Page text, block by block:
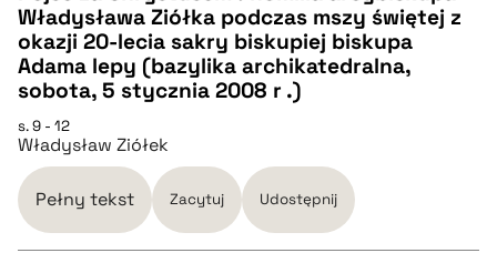
CZYSTY TEKST
pobierz cytat
BIBTEX
pobierz cytat
Władysława Ziółka podczas mszy świętej z
okazji 20-lecia sakry biskupiej biskupa
Adama lepy (bazylika archikatedralna,
sobota, 5 stycznia 2008 r .)
s. 9 - 12
Władysław Ziółek
Pełny tekst Zacytuj Udostępnij